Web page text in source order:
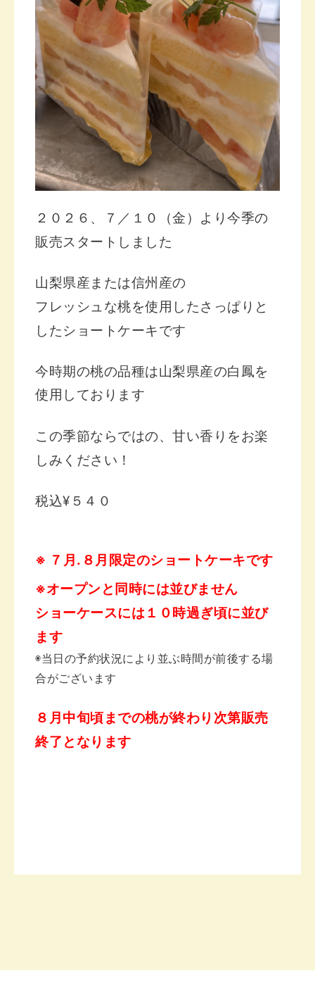
２０２６ 、７／１０（金）より今季の
販売スタートしました
山梨県産または信州産の
フレッシュな桃を使用したさっぱりと
したショートケーキです
今時期の桃の品種は山梨県産の白鳳を
使用しております
この季節ならではの、甘い香りをお楽
しみください！
税込¥５４０
※ ７月.８月限定のショートケーキです
※オープンと同時には並びません
ショーケースには１０時過ぎ頃に並び
ます
◉当日の予約状況により並ぶ時間が前後する場
合がございます
８月中旬頃までの桃が終わり次第販売
終了となります